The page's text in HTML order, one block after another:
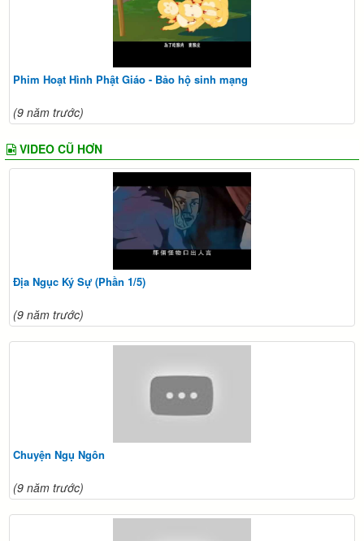
Phim Hoạt Hình Phật Giáo - Bảo hộ sinh mạng
(9 năm trước)
VIDEO CŨ HƠN
Địa Ngục Ký Sự (Phần 1/5)
(9 năm trước)
Chuyện Ngụ Ngôn
(9 năm trước)